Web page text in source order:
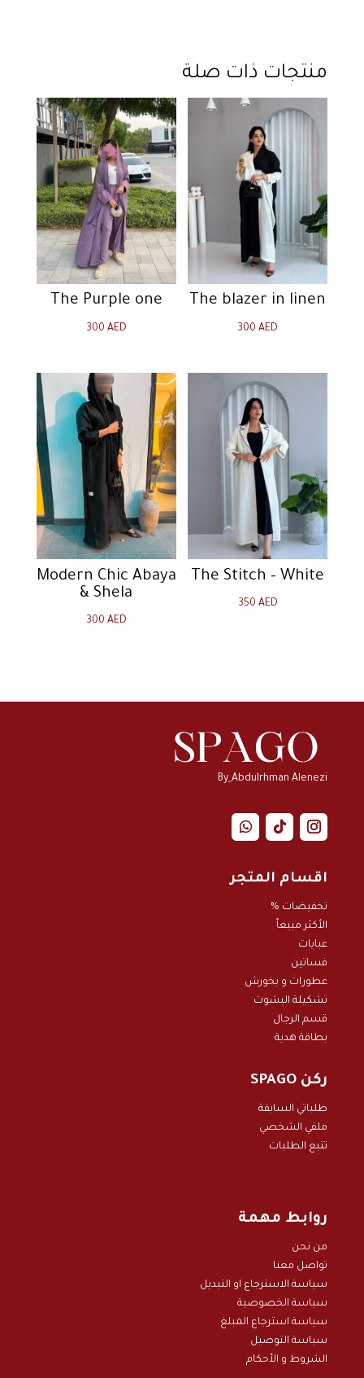
منتجات ذات صلة
The blazer in linen
300AED
The Purple one
300 AED
The Stitch – White
350 AED
Modern Chic Abaya
& Shela
300 AED
By ِAbdulrhman Alenezi
اقسام المتجر
تخفيضات %
الأكثر مبيعاً
عبايات
فساتين
عطورات و بخورش
تشكيلة البشوت
قسم الرجال
بطاقة هدية
ركن SPAGO
طلباتي السابقة
ملفي الشخصي
تتبع الطلبات
روابط مهمة
من نحن
تواصل معنا
سياسة الاسترجاع او التبديل
سياسة الخصوصية
سياسة استرجاع المبلغ
سياسة التوصيل
الشروط و الأحكام